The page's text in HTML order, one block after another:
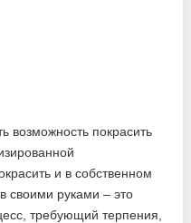
возможность покрасить
и в собственном
своими руками – это
требующий терпения,